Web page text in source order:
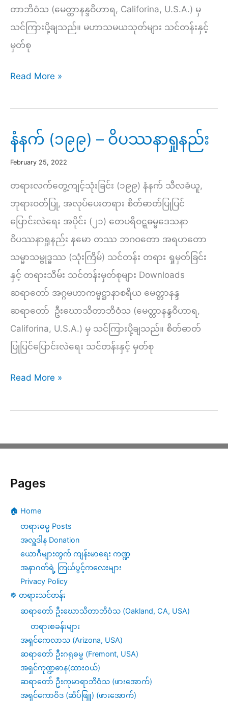
တာဘိဝံသ (မေတ္တာနန္ဒဝိဟာရ, Califorina, U.S.A.) မှ
သင်ကြားပို့ချသည်။ မဟာသမယသုတ်များ သင်တန်းနှင့်
မှတ်စု
ညနေ
–
ပညာ
စရိုက်
ရှိ
သူ
တို့
အတွက်
ကျင့်
နည်း
(၂)
Read More »
နံနက် (၁၉၉) – ဝိပဿနာရှုနည်း
February 25, 2022
တရားလက်တွေ့ကျင့်သုံးခြင်း (၁၉၉) နံနက် သီလခံယူ,
ဘုရားဝတ်ပြု, အလုပ်ပေးတရား စိတ်ဓာတ်ပြုပြင်
ပြောင်းလဲရေး အပိုင်း (၂၁) တေပရိဝဋ္ဋဓမ္မဒေသနာ
ဝိပဿနာရှုနည်း နမော တဿ ဘဂဝတော အရဟတော
သမ္မာသမ္ဗုဒ္ဓဿ (သုံးကြိမ်) သင်တန်း တရား ရှုမှတ်ခြင်း
နှင့် တရားသိမ်း သင်တန်းမှတ်စုများ Downloads
ဆရာတော် အဂ္ဂမဟာကမ္မဋ္ဌာနာစရိယ မေတ္တာနန္ဒ
ဆရာတော် ဦးဃောသိတာဘိဝံသ (မေတ္တာနန္ဒဝိဟာရ,
Califorina, U.S.A.) မှ သင်ကြားပို့ချသည်။ စိတ်ဓာတ်
ပြုပြင်ပြောင်းလဲရေး သင်တန်းနှင့် မှတ်စု
နံနက်
–
ရှု
Read More »
Pages
🏠 Home
တရားဓမ္မ Posts
အလှူဒါန Donation
ယောဂီများတွက် ကျန်းမာရေး ကဏ္ဍ
အနာဂတ်ရဲ့ ကြယ်ပွင့်ကလေးများ
Privacy Policy
☸️ တရားသင်တန်း
ဆရာတော် ဦးဃောသိတာဘိဝံသ (Oakland, CA, USA)
တရားစခန်းများ
အရှင်ကေလာသ (Arizona, USA)
ဆရာတော် ဦးဂရုဓမ္မ (Fremont, USA)
အရှင်ကုဏ္ဍဓာန(ထားဝယ်)
ဆရာတော် ဦးကုမာရာဘိဝံသ (ဖားအောက်)
အရှင်ကောဝိဒ (ဆိပ်ဖြူ) (ဖားအောက်)